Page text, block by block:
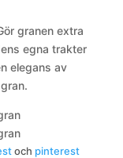
granen extra
egna trakter
elegans av
och pinterest